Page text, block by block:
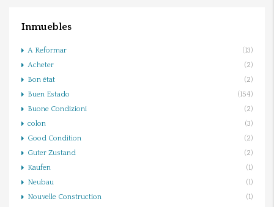
Inmuebles
A Reformar
(13)
Acheter
(2)
Bon état
(2)
Buen Estado
(154)
Buone Condizioni
(2)
colon
(3)
Good Condition
(2)
Guter Zustand
(2)
Kaufen
(1)
Neubau
(1)
Nouvelle Construction
(1)